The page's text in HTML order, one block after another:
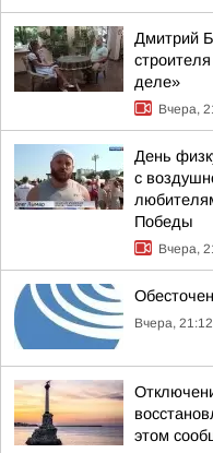
Дмитрий
деле»
Вчера,
День
с
Победы
Вчера,
Вчера, 21:12
этом